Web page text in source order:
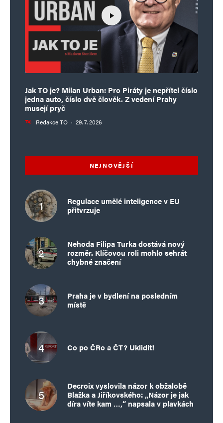
Jak TO je? Milan Urban: Pro Piráty je nepřítel číslo
jedna auto, číslo dvě člověk. Z vedení Prahy
musejí pryč
Redakce TO · 29. 7. 2026
NEJNOVĚJŠÍ
Regulace umělé inteligence v EU
přitvrzuje
Nehoda Filipa Turka dostává nový
rozměr. Klíčovou roli mohlo sehrát
chybné značení
Praha je v bydlení na posledním
místě
Co po ČRo a ČT? Uklidit!
Decroix vyslovila názor k obžalobě
Blažka a Jiříkovského: „Názor je jak
díra víte kam …,“ napsala v plavkách